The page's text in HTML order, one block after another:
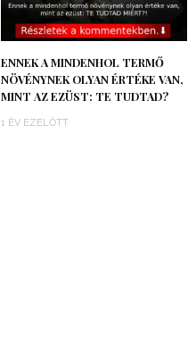
ENNEK A MINDENHOL TERMŐ
NÖVÉNYNEK OLYAN ÉRTÉKE VAN,
MINT AZ EZÜST: TE TUDTAD?
1 ÉV EZELŐTT